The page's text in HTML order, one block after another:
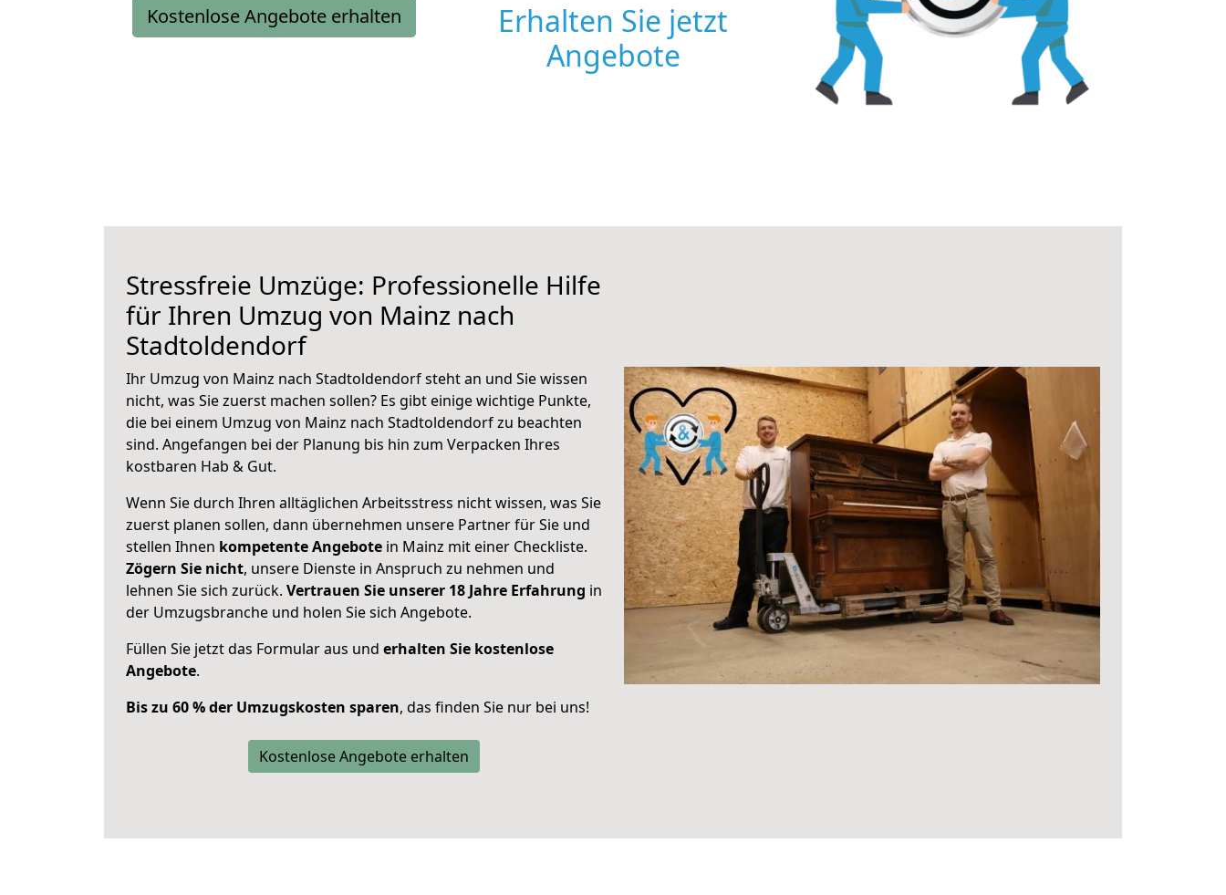
Kostenlose Angebote erhalten
Erhalten Sie jetzt
Angebote
Stressfreie Umzüge: Professionelle Hilfe
für Ihren Umzug von Mainz nach
Stadtoldendorf
Ihr Umzug von Mainz nach Stadtoldendorf steht an und Sie wissen
nicht, was Sie zuerst machen sollen? Es gibt einige wichtige Punkte,
die bei einem Umzug von Mainz nach Stadtoldendorf zu beachten
sind. Angefangen bei der Planung bis hin zum Verpacken Ihres
kostbaren Hab & Gut.
Wenn Sie durch Ihren alltäglichen Arbeitsstress nicht wissen, was Sie
zuerst planen sollen, dann übernehmen unsere Partner für Sie und
stellen Ihnen kompetente Angebote in Mainz mit einer Checkliste.
Zögern Sie nicht, unsere Dienste in Anspruch zu nehmen und
lehnen Sie sich zurück. Vertrauen Sie unserer 18 Jahre Erfahrung in
der Umzugsbranche und holen Sie sich Angebote.
Füllen Sie jetzt das Formular aus und erhalten Sie kostenlose
Angebote.
Bis zu 60 % der Umzugskosten sparen, das finden Sie nur bei uns!
Kostenlose Angebote erhalten